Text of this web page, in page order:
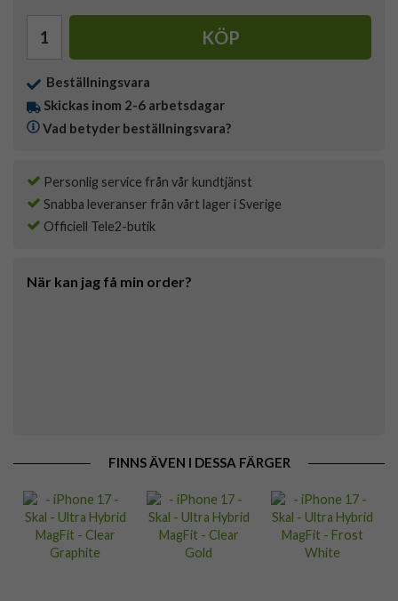
KÖP
Beställningsvara
Skickas inom 2-6 arbetsdagar
Vad betyder beställningsvara?
Personlig service från vår kundtjänst
Snabba leveranser från vårt lager i Sverige
Officiell Tele2-butik
När kan jag få min order?
FINNS ÄVEN I DESSA FÄRGER